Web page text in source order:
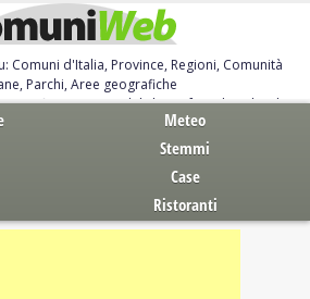
Comuni d'Italia, Province, Regioni, Comunità
Parchi, Aree geografiche
moduli, leggi, free download
Meteo
Stemmi
Case
Ristoranti